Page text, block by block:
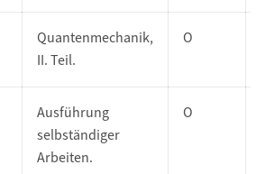
Quantenmechanik,
II. Teil.
O
Ausführung
selbständiger
Arbeiten.
O